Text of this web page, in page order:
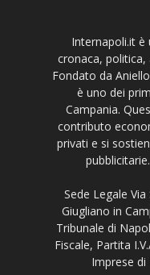
Internapoli.it è
cronaca, politica,
Fondato da
è uno dei
Campania.
contributo
privati e si
Sede Legale
Giugliano in
Tribunale di
Fiscale, Partita
Imprese di